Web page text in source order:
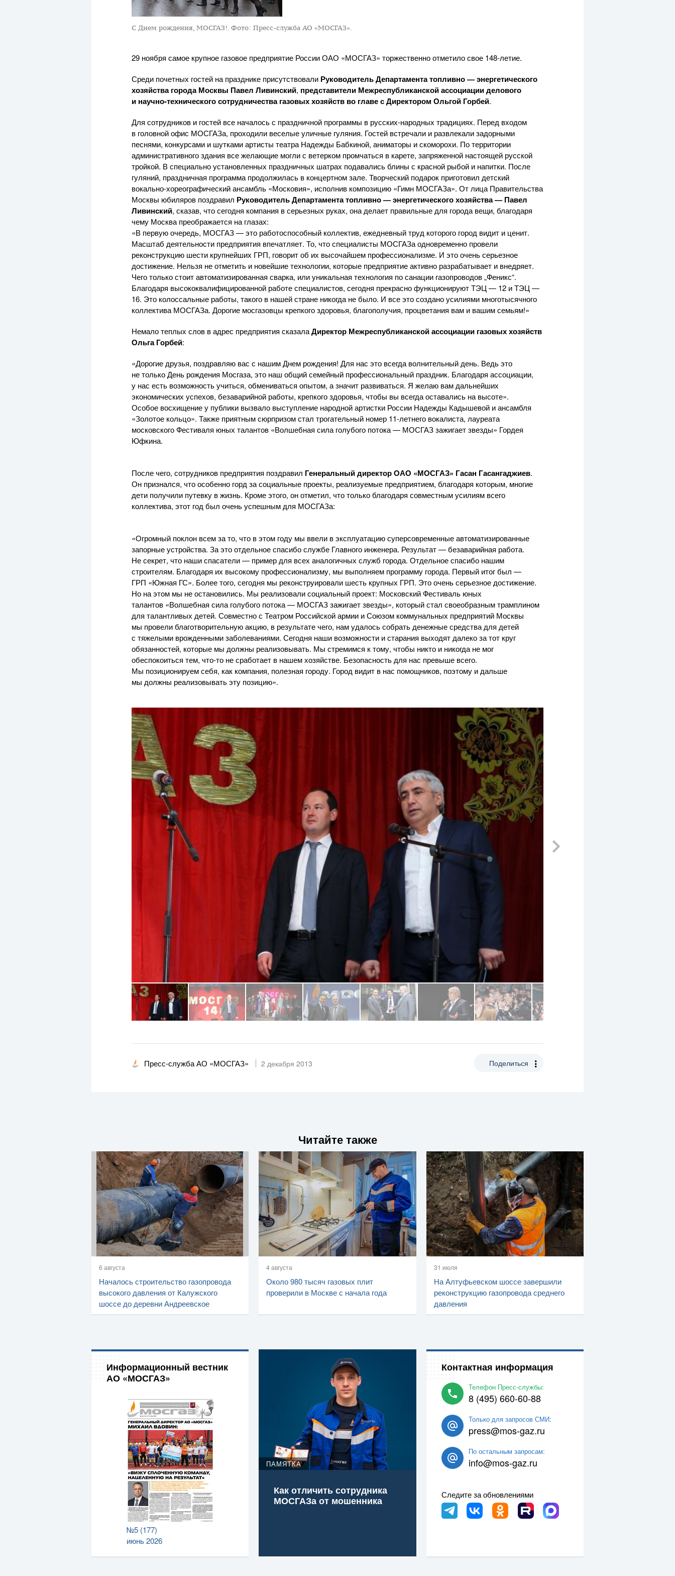
С Днем рождения, МОСГАЗ!. Фото: Пресс-служба АО «МОСГАЗ».
29 ноября самое крупное газовое предприятие РоссииОАО «МОСГАЗ» торжественно отметило свое 148-летие.
Среди почетных гостей на празднике присутствовали Руководитель Департамента топливно — энергетического
хозяйства города Москвы Павел Ливинский, представители Межреспубликанской ассоциации делового
и научно-техническогосотрудничества газовых хозяйств во главе с Директором Ольгой Горбей.
Для сотрудников и гостей все началось с праздничной программы в русских-народных традициях. Перед входом
в головной офис МОСГАЗа, проходили веселые уличные гуляния. Гостей встречали и развлекали задорными
песнями, конкурсами и шутками артисты театра Надежды Бабкиной, аниматоры и скоморохи. По территории
административного здания все желающие могли с ветерком промчаться в карете, запряженной настоящей русской
тройкой. В специально установленных праздничных шатрах подавались блины с красной рыбой и напитки. После
гуляний, праздничная программа продолжилась в концертном зале. Творческий подарок приготовил детский
вокально-хореографическийансамбль «Московия», исполнив композицию «Гимн МОСГАЗа». От лица Правительства
Москвы юбиляров поздравил Руководитель Департамента топливно — энергетического хозяйства — Павел
Ливинский, сказав, что сегодня компания в серьезных руках, она делает правильные для города вещи, благодаря
чему Москва преображается на глазах:
«В первую очередь, МОСГАЗ — это работоспособный коллектив, ежедневный труд которого город видит и ценит.
Масштаб деятельности предприятия впечатляет. То, что специалисты МОСГАЗа одновременно провели
реконструкцию шести крупнейших ГРП, говорит об их высочайшем профессионализме. И это очень серьезное
достижение. Нельзя не отметить и новейшие технологии, которые предприятие активно разрабатывает и внедряет.
Чего только стоит автоматизированная сварка, или уникальная технология по санации газопроводов „Феникс“.
Благодаря высококвалифицированной работе специалистов, сегодня прекрасно функционируют ТЭЦ — 12 и ТЭЦ —
16. Это колоссальные работы, такого в нашей стране никогда не было. И все это создано усилиями многотысячного
коллектива МОСГАЗа. Дорогие мосгазовцы крепкого здоровья, благополучия, процветания вам и вашим семьям!»
Немало теплых слов в адрес предприятия сказалаДиректор Межреспубликанской ассоциации газовых хозяйств
Ольга Горбей:
«Дорогие друзья, поздравляю вас с нашим Днем рождения! Для нас это всегда волнительный день. Ведь это
не только День рождения Мосгаза, это наш общий семейный профессиональный праздник. Благодаря ассоциации,
у нас есть возможность учиться, обмениваться опытом, а значит развиваться. Я желаю вам дальнейших
экономических успехов, безаварийной работы, крепкого здоровья, чтобы вы всегда оставались на высоте».
Особое восхищение у публики вызвало выступление народной артистки России Надежды Кадышевой и ансамбля
«Золотое кольцо». Также приятным сюрпризом стал трогательный номер 11-летнего вокалиста, лауреата
московского Фестиваля юных талантов «Волшебная сила голубого потока — МОСГАЗ зажигает звезды» Гордея
Юфкина.
После чего, сотрудников предприятия поздравил Генеральный директорОАО «МОСГАЗ» Гасан Гасангаджиев.
Он признался, что особенно горд за социальные проекты, реализуемые предприятием, благодаря которым, многие
дети получили путевку в жизнь. Кроме этого, он отметил, что только благодаря совместным усилиям всего
коллектива, этот год был очень успешным для МОСГАЗа:
«Огромный поклон всем за то, что в этом году мы ввели в эксплуатацию суперсовременные автоматизированные
запорные устройства. За это отдельное спасибо службе Главного инженера. Результат — безаварийная работа.
Не секрет, что наши спасатели — пример для всех аналогичных служб города. Отдельное спасибо нашим
строителям. Благодаря их высокому профессионализму, мы выполняем программу города. Первый итог был —
ГРП «Южная ГС». Более того, сегодня мы реконструировали шесть крупных ГРП. Это очень серьезное достижение.
Но на этом мы не остановились. Мы реализовали социальный проект: Московский Фестиваль юных
талантов «Волшебная сила голубого потока — МОСГАЗ зажигает звезды», который стал своеобразным трамплином
для талантливых детей. Совместно с Театром Российской армии и Союзом коммунальных предприятий Москвы
мы провели благотворительную акцию, в результате чего, нам удалось собрать денежные средства для детей
с тяжелыми врожденными заболеваниями. Сегодня наши возможности и старания выходят далеко за тот круг
обязанностей, которые мы должны реализовывать. Мы стремимся к тому, чтобы никто и никогда не мог
обеспокоиться тем, что-то не сработает в нашем хозяйстве. Безопасность для нас превыше всего.
Мы позиционируем себя, как компания, полезная городу. Город видит в нас помощников, поэтому и дальше
мы должны реализовывать эту позицию».
Пресс-служба АО «МОСГАЗ» 2 декабря 2013 Поделиться
Читайте также
6 августа
Началось строительство газопровода
высокого давления от Калужского
шоссе до деревни Андреевское
4 августа
Около 980 тысяч газовых плит
проверили в Москве с начала года
31 июля
На Алтуфьевском шоссе завершили
реконструкцию газопровода среднего
давления
Информационный вестник
АО «МОСГАЗ»
№5 (177)
июнь 2026
ПАМЯТКА
Как отличить сотрудника
МОСГАЗа от мошенника
Контактная информация
Телефон Пресс-службы:
8 (495) 660-60-88
Только для запросов СМИ:
press@mos-gaz.ru
По остальным запросам:
info@mos-gaz.ru
Следите за обновлениями